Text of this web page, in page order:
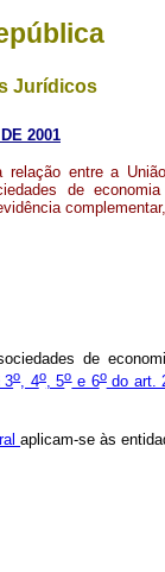
Jurídicos
2001
relação entre a
de
de
3o, 4o, 5oe 6odo art.
aplicam-se às